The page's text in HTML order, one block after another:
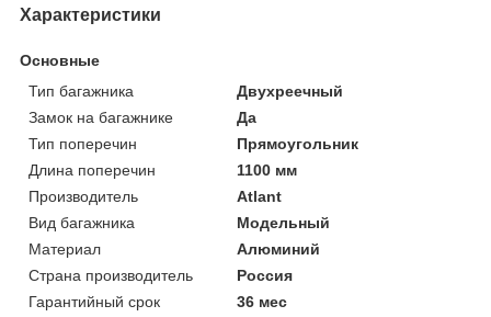
Характеристики
Основные
Тип багажника
Двухреечный
Замок на багажнике
Да
Тип поперечин
Прямоугольник
Длина поперечин
1100 мм
Производитель
Atlant
Вид багажника
Модельный
Материал
Алюминий
Страна производитель
Россия
Гарантийный срок
36 мес